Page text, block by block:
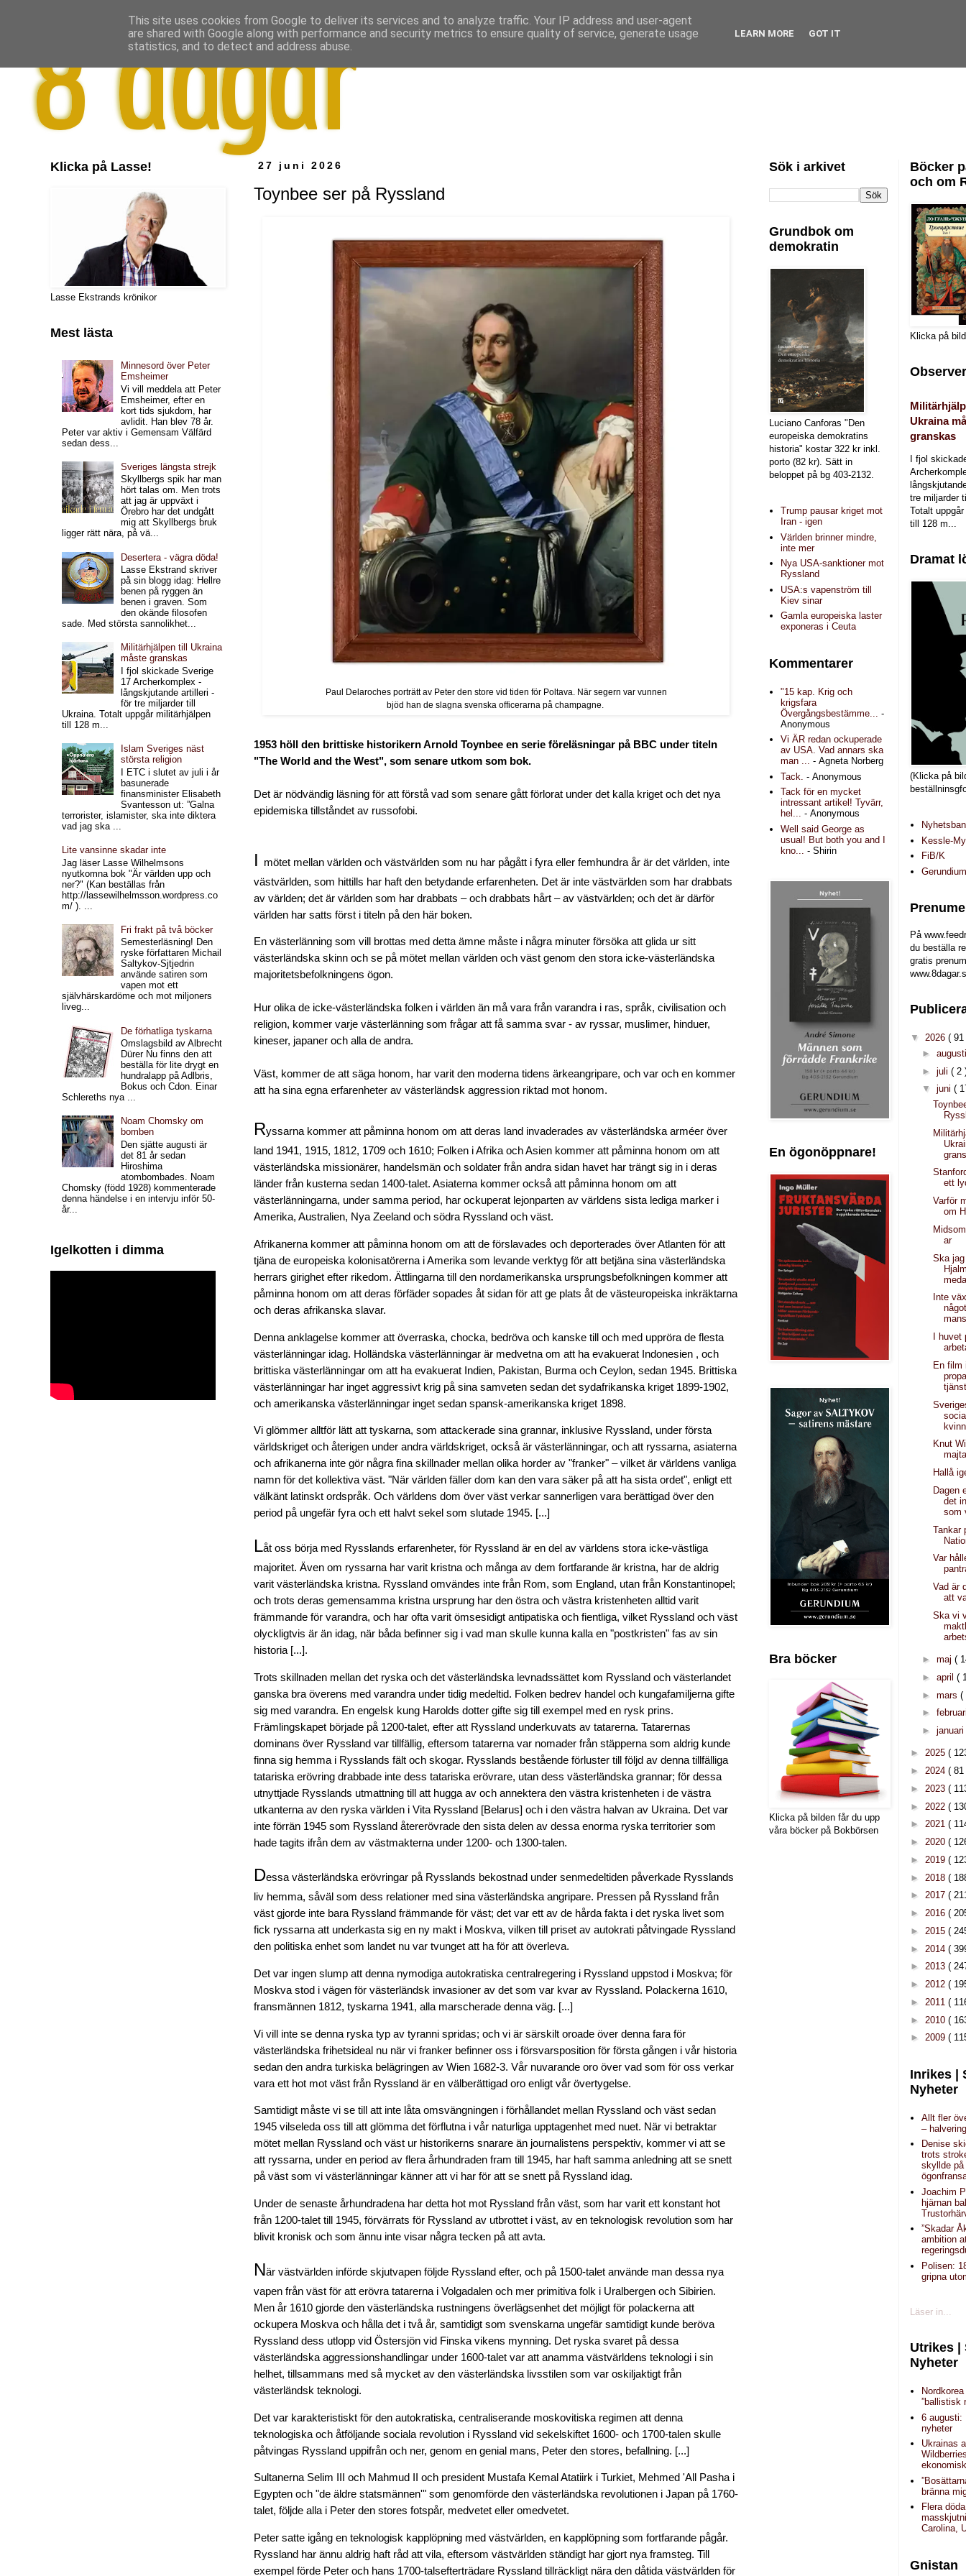
27 juni 2026
Toynbee ser på Ryssland
Paul Delaroches porträtt av Peter den store vid tiden för Poltava. När segern var vunnen
bjöd han de slagna svenska officerarna på champagne.
1953 höll den brittiske historikern Arnold Toynbee en serie föreläsningar på BBC under titeln
"The World and the West", som senare utkom som bok.
Det är nödvändig läsning för att förstå vad som senare gått förlorat under det kalla kriget och det nya
epidemiska tillståndet av russofobi.
I
mötet mellan världen och västvärlden som nu har pågått i fyra eller femhundra år är det världen, inte
västvärlden, som hittills har haft den betydande erfarenheten. Det är inte västvärlden som har drabbats
av världen; det är världen som har drabbats – och drabbats hårt – av västvärlden; och det är därför
världen har satts först i titeln på den här boken.
En västerlänning som vill brottas med detta ämne måste i några minuter försöka att glida ur sitt
västerländska skinn och se på mötet mellan världen och väst genom den stora icke-västerländska
majoritetsbefolkningens ögon.
Hur olika de icke-västerländska folken i världen än må vara från varandra i ras, språk, civilisation och
religion, kommer varje västerlänning som frågar att få samma svar - av ryssar, muslimer, hinduer,
kineser, japaner och alla de andra.
Väst, kommer de att säga honom, har varit den moderna tidens ärkeangripare, och var och en kommer
att ha sina egna erfarenheter av västerländsk aggression riktad mot honom.
Ryssarna kommer att påminna honom om att deras land invaderades av västerländska arméer över
land 1941, 1915, 1812, 1709 och 1610; Folken i Afrika och Asien kommer att påminna honom om att
västerländska missionärer, handelsmän och soldater från andra sidan havet har trängt sig in i deras
länder från kusterna sedan 1400-talet. Asiaterna kommer också att påminna honom om att
västerlänningarna, under samma period, har ockuperat lejonparten av världens sista lediga marker i
Amerika, Australien, Nya Zeeland och södra Ryssland och väst.
Afrikanerna kommer att påminna honom om att de förslavades och deporterades över Atlanten för att
tjäna de europeiska kolonisatörerna i Amerika som levande verktyg för att betjäna sina västerländska
herrars girighet efter rikedom. Ättlingarna till den nordamerikanska ursprungsbefolkningen kommer att
påminna honom om att deras förfäder sopades åt sidan för att ge plats åt de västeuropeiska inkräktarna
och deras afrikanska slavar.
Denna anklagelse kommer att överraska, chocka, bedröva och kanske till och med uppröra de flesta
västerlänningar idag. Holländska västerlänningar är medvetna om att ha evakuerat Indonesien , och
brittiska västerlänningar om att ha evakuerat Indien, Pakistan, Burma och Ceylon, sedan 1945. Brittiska
västerlänningar har inget aggressivt krig på sina samveten sedan det sydafrikanska kriget 1899-1902,
och amerikanska västerlänningar inget sedan spansk-amerikanska kriget 1898.
Vi glömmer alltför lätt att tyskarna, som attackerade sina grannar, inklusive Ryssland, under första
världskriget och återigen under andra världskriget, också är västerlänningar, och att ryssarna, asiaterna
och afrikanerna inte gör några fina skillnader mellan olika horder av "franker" – vilket är världens vanliga
namn för det kollektiva väst. "När världen fäller dom kan den vara säker på att ha sista ordet", enligt ett
välkänt latinskt ordspråk. Och världens dom över väst verkar sannerligen vara berättigad över den
period på ungefär fyra och ett halvt sekel som slutade 1945. [...]
Låt oss börja med Rysslands erfarenheter, för Ryssland är en del av världens stora icke-västliga
majoritet. Även om ryssarna har varit kristna och många av dem fortfarande är kristna, har de aldrig
varit västerländska kristna. Ryssland omvändes inte från Rom, som England, utan från Konstantinopel;
och trots deras gemensamma kristna ursprung har den östra och västra kristenheten alltid varit
främmande för varandra, och har ofta varit ömsesidigt antipatiska och fientliga, vilket Ryssland och väst
olyckligtvis är än idag, när båda befinner sig i vad man skulle kunna kalla en "postkristen" fas av sin
historia [...].
Trots skillnaden mellan det ryska och det västerländska levnadssättet kom Ryssland och västerlandet
ganska bra överens med varandra under tidig medeltid. Folken bedrev handel och kungafamiljerna gifte
sig med varandra. En engelsk kung Harolds dotter gifte sig till exempel med en rysk prins.
Främlingskapet började på 1200-talet, efter att Ryssland underkuvats av tatarerna. Tatarernas
dominans över Ryssland var tillfällig, eftersom tatarerna var nomader från stäpperna som aldrig kunde
finna sig hemma i Rysslands fält och skogar. Rysslands bestående förluster till följd av denna tillfälliga
tatariska erövring drabbade inte dess tatariska erövrare, utan dess västerländska grannar; för dessa
utnyttjade Rysslands utmattning till att hugga av och annektera den västra kristenheten i de västra
utkanterna av den ryska världen i Vita Ryssland [Belarus] och i den västra halvan av Ukraina. Det var
inte förrän 1945 som Ryssland återerövrade den sista delen av dessa enorma ryska territorier som
hade tagits ifrån dem av västmakterna under 1200- och 1300-talen.
Dessa västerländska erövringar på Rysslands bekostnad under senmedeltiden påverkade Rysslands
liv hemma, såväl som dess relationer med sina västerländska angripare. Pressen på Ryssland från
väst gjorde inte bara Ryssland främmande för väst; det var ett av de hårda fakta i det ryska livet som
fick ryssarna att underkasta sig en ny makt i Moskva, vilken till priset av autokrati påtvingade Ryssland
den politiska enhet som landet nu var tvunget att ha för att överleva.
Det var ingen slump att denna nymodiga autokratiska centralregering i Ryssland uppstod i Moskva; för
Moskva stod i vägen för västerländsk invasioner av det som var kvar av Ryssland. Polackerna 1610,
fransmännen 1812, tyskarna 1941, alla marscherade denna väg. [...]
Vi vill inte se denna ryska typ av tyranni spridas; och vi är särskilt oroade över denna fara för
västerländska frihetsideal nu när vi franker befinner oss i försvarsposition för första gången i vår historia
sedan den andra turkiska belägringen av Wien 1682-3. Vår nuvarande oro över vad som för oss verkar
vara ett hot mot väst från Ryssland är en välberättigad oro enligt vår övertygelse.
Samtidigt måste vi se till att inte låta omsvängningen i förhållandet mellan Ryssland och väst sedan
1945 vilseleda oss till att glömma det förflutna i vår naturliga upptagenhet med nuet. När vi betraktar
mötet mellan Ryssland och väst ur historikerns snarare än journalistens perspektiv, kommer vi att se
att ryssarna, under en period av flera århundraden fram till 1945, har haft samma anledning att se snett
på väst som vi västerlänningar känner att vi har för att se snett på Ryssland idag.
Under de senaste århundradena har detta hot mot Ryssland från väst, som har varit ett konstant hot
från 1200-talet till 1945, förvärrats för Ryssland av utbrottet i väst, av en teknologisk revolution som har
blivit kronisk och som ännu inte visar några tecken på att avta.
När västvärlden införde skjutvapen följde Ryssland efter, och på 1500-talet använde man dessa nya
vapen från väst för att erövra tatarerna i Volgadalen och mer primitiva folk i Uralbergen och Sibirien.
Men år 1610 gjorde den västerländska rustningens överlägsenhet det möjligt för polackerna att
ockupera Moskva och hålla det i två år, samtidigt som svenskarna ungefär samtidigt kunde beröva
Ryssland dess utlopp vid Östersjön vid Finska vikens mynning. Det ryska svaret på dessa
västerländska aggressionshandlingar under 1600-talet var att anamma västvärldens teknologi i sin
helhet, tillsammans med så mycket av den västerländska livsstilen som var oskiljaktigt från
västerländsk teknologi.
Det var karakteristiskt för den autokratiska, centraliserande moskovitiska regimen att denna
teknologiska och åtföljande sociala revolution i Ryssland vid sekelskiftet 1600- och 1700-talen skulle
påtvingas Ryssland uppifrån och ner, genom en genial mans, Peter den stores, befallning. [...]
Sultanerna Selim III och Mahmud II och president Mustafa Kemal Atatiirk i Turkiet, Mehmed 'All Pasha i
Egypten och "de äldre statsmännen'" som genomförde den västerländska revolutionen i Japan på 1760-
talet, följde alla i Peter den stores fotspår, medvetet eller omedvetet.
Peter satte igång en teknologisk kapplöpning med västvärlden, en kapplöpning som fortfarande pågår.
Ryssland har ännu aldrig haft råd att vila, eftersom västvärlden ständigt har gjort nya framsteg. Till
exempel förde Peter och hans 1700-talsefterträdare Ryssland tillräckligt nära den dåtida västvärlden för
Klicka på Lasse!
Lasse Ekstrands krönikor
Mest lästa
Minnesord över Peter
Emsheimer
Vi vill meddela att Peter
Emsheimer, efter en
kort tids sjukdom, har
avlidit. Han blev 78 år.
Peter var aktiv i Gemensam Välfärd
sedan dess...
Sveriges längsta strejk
Skyllbergs spik har man
hört talas om. Men trots
att jag är uppväxt i
Örebro har det undgått
mig att Skyllbergs bruk
ligger rätt nära, på vä...
Desertera - vägra döda!
Lasse Ekstrand skriver
på sin blogg idag: Hellre
benen på ryggen än
benen i graven. Som
den okände filosofen
sade. Med största sannolikhet...
Militärhjälpen till Ukraina
måste granskas
I fjol skickade Sverige
17 Archerkomplex -
långskjutande artilleri -
för tre miljarder till
Ukraina. Totalt uppgår militärhjälpen
till 128 m...
Islam Sveriges näst
största religion
I ETC i slutet av juli i år
basunerade
finansminister Elisabeth
Svantesson ut: ”Galna
terrorister, islamister, ska inte diktera
vad jag ska ...
Lite vansinne skadar inte
Jag läser Lasse Wilhelmsons
nyutkomna bok "Är världen upp och
ner?" (Kan beställas från
http://lassewilhelmsson.wordpress.co
m/ ). ...
Fri frakt på två böcker
Semesterläsning! Den
ryske författaren Michail
Saltykov-Sjtjedrin
använde satiren som
vapen mot ett
självhärskardöme och mot miljoners
liveg...
De förhatliga tyskarna
Omslagsbild av Albrecht
Dürer Nu finns den att
beställa för lite drygt en
hundralapp på Adlbris,
Bokus och Cdon. Einar
Schlereths nya ...
Noam Chomsky om
bomben
Den sjätte augusti är
det 81 år sedan
Hiroshima
atombombades. Noam
Chomsky (född 1928) kommenterade
denna händelse i en intervju inför 50-
år...
Igelkotten i dimma
Sök i arkivet
Grundbok om
demokratin
Luciano Canforas "Den
europeiska demokratins
historia" kostar 322 kr inkl.
porto (82 kr). Sätt in
beloppet på bg 403-2132.
Trump pausar kriget mot
Iran - igen
Världen brinner mindre,
inte mer
Nya USA-sanktioner mot
Ryssland
USA:s vapenström till
Kiev sinar
Gamla europeiska laster
exponeras i Ceuta
Kommentarer
"15 kap. Krig och
krigsfara
Övergångsbestämme...
-
Anonymous
Vi ÄR redan ockuperade
av USA. Vad annars ska
man ... - Agneta Norberg
Tack. - Anonymous
Tack för en mycket
intressant artikel! Tyvärr,
hel... - Anonymous
Well said George as
usual! But both you and I
kno...
- Shirin
En ögonöppnare!
Bra böcker
Klicka på bilden får du upp
våra böcker på Bokbörsen
Böcker
och om
Klicka på
Ukraina
granskas
I fjol
tre miljarder
Totalt
till 128 m...
Dramat
(Klicka på
Kessle-
FiB/K
På
du beställa
gratis
▼ 2026 ( 91
►
► juli ( 2
▼ juni (
ett
Varför
om
ar
Ska
Inte
I
En film
Knut
Hallå
Dagen
det
som
Tankar
Var
Vad är
att
Ska vi
► maj (
► april (
► mars (
►
► januari
► 2025 (
► 2024 ( 81
► 2023 (
► 2022 (
► 2021 (
► 2020 (
► 2019 (
► 2018 (
► 2017 (
► 2016 (
► 2015 (
► 2014 (
► 2013 (
► 2012 (
► 2011 (
► 2010 (
► 2009 (
Inrikes |
Nyheter
Allt fler
–
Denise
trots
skyllde på
Joachim
hjärnan
”Skadar
ambition
Polisen:
gripna
Läser in...
Utrikes |
Nyheter
”ballistisk
6 augusti:
nyheter
Ukrainas
bränna
Flera
Carolina,
Gnistan
This site uses cookies from Google to deliver its services and to analyze traffic. Your IP address and user-agent
are shared with Google along with performance and security metrics to ensure quality of service, generate usage
statistics, and to detect and address abuse.
LEARN MORE GOT IT